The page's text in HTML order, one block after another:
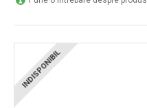
INDISPONIBIL